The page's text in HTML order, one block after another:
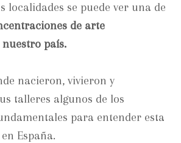
localidades se puede ver una de
de arte
país.
nacieron, vivieron y
talleres algunos de los
para entender esta
España.